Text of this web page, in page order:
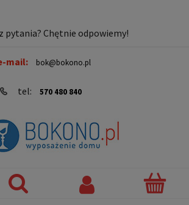
pytania? Chętnie odpowiemy!
mail: bok@bokono.pl
tel: 570 480 840